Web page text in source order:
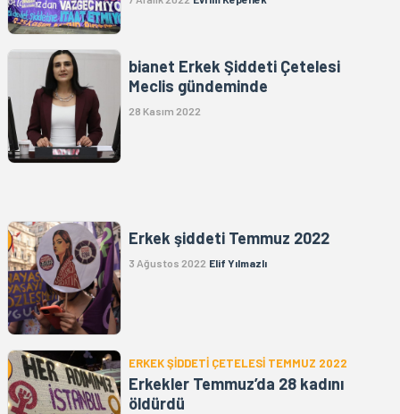
bianet Erkek Şiddeti Çetelesi
Meclis gündeminde
28 Kasım 2022
Erkek şiddeti Temmuz 2022
3 Ağustos 2022 Elif Yılmazlı
ERKEK ŞİDDETİ ÇETELESİ TEMMUZ 2022
Erkekler Temmuz’da 28 kadını
öldürdü